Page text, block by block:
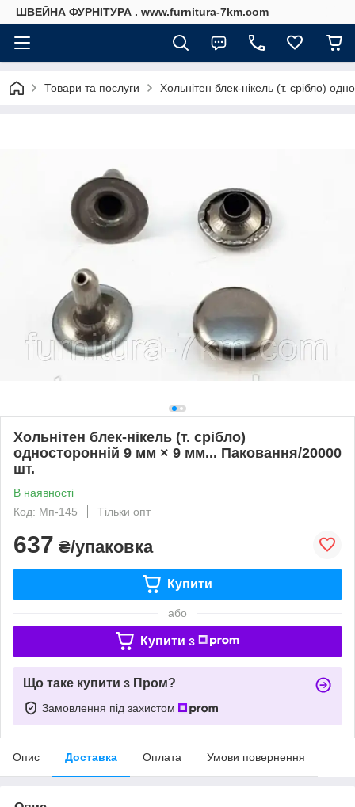
ШВЕЙНА ФУРНІТУРА . www.furnitura-7km.com
Товари та послуги Хольнітен блек-нікель (т. срібло)
Хольнітен блек-нікель (т. срібло)
односторонній 9 мм × 9 мм... Паковання/20000
шт.
В наявності
Код: Мп-145
Тільки опт
637 ₴/упаковка
Купити
або
Купити з
Що таке купити з Пром?
Замовлення під захистом
Опис Доставка Оплата Умови повернення